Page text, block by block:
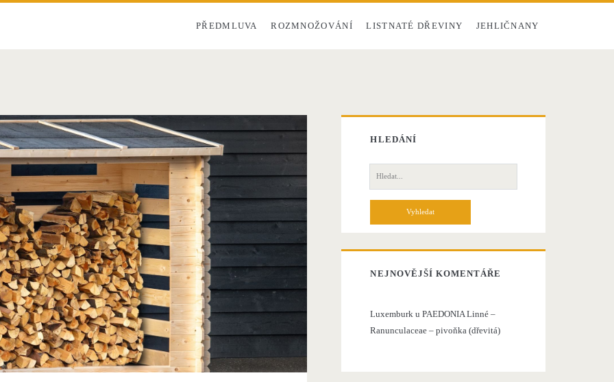
PŘEDMLUVA ROZMNOŽOVÁNÍ LISTNATÉ DŘEVINY JEHLIČNANY
HLEDÁNÍ
H
l
n
í
o
:
NEJNOVĚJŠÍ KOMENTÁŘE
Luxemburk uPAEDONIA Linné –
Ranunculaceae – pivoňka (dřevitá)